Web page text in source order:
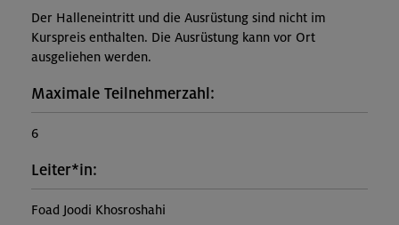
Der Halleneintritt und die Ausrüstung sind nicht im
Kurspreis enthalten. Die Ausrüstung kann vor Ort
ausgeliehen werden.
Maximale Teilnehmerzahl:
6
Leiter*in:
Foad Joodi Khosroshahi